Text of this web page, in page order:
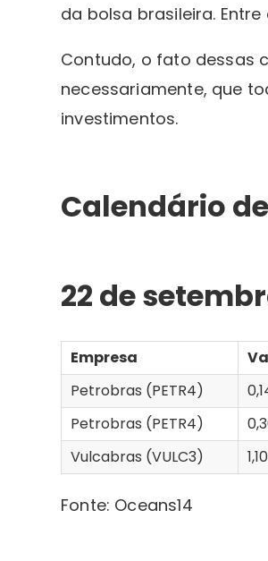
da bolsa brasileira.
Contudo, o fato dessas
necessariamente, que
investimentos.
Calendário
22 de
Empresa
Petrobras (PETR4)
Petrobras (PETR4)
Vulcabras (VULC3)
Fonte: Oceans14